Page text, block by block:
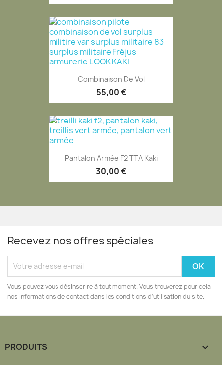
Combinaison De Vol
55,00 €
Pantalon Armée F2 TTA Kaki
30,00 €
Recevez nos offres spéciales
Vous pouvez vous désinscrire à tout moment. Vous trouverez pour cela
nos informations de contact dans les conditions d'utilisation du site.
PRODUITS 